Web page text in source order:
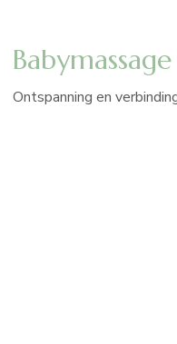
Ontspanning en